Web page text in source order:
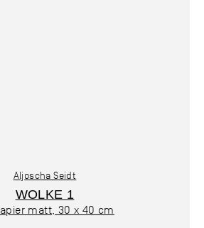
Aljoscha Seidt
WOLKE 1
matt, 30 x 40 cm